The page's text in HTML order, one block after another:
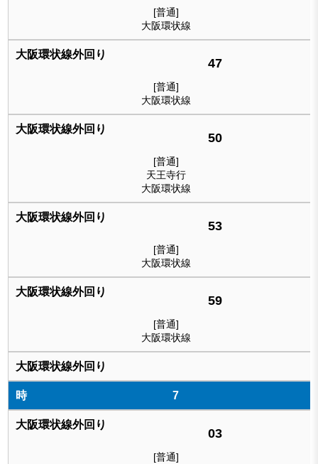
[普通]
大阪環状線
47
[普通]
大阪環状線
50
[普通]
天王寺行
大阪環状線
53
[普通]
大阪環状線
59
[普通]
大阪環状線
7
03
[普通]